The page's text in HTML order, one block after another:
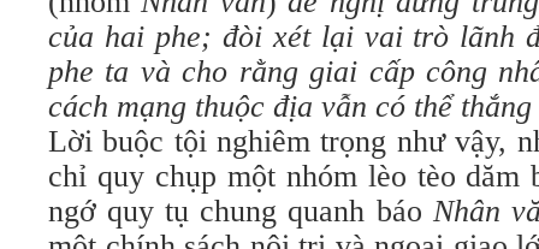
của hai phe; đòi xét lại vai trò lãnh
phe ta và cho rằng giai cấp công
cách mạng thuộc địa vẫn có thể
Lời buộc tội nghiêm trọng như vậy,
chỉ quy chụp một nhóm lèo tèo dăm
ngớ quy tụ chung quanh báo Nhân